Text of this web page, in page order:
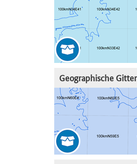
Geographische